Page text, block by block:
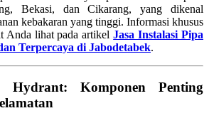
Bekasi, dan Cikarang, yang dikenal
kebakaran yang tinggi. Informasi khusus
Anda lihat pada artikelJasa Instalasi Pipa
Terpercaya di Jabodetabek.
Hydrant: Komponen Penting